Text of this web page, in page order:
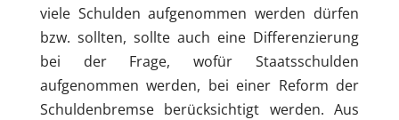
viele Schulden aufgenommen werden dürfen
bzw. sollten, sollte auch eine Differenzierung
bei der Frage, wofür Staatsschulden
aufgenommen werden, bei einer Reform der
Schuldenbremse berücksichtigt werden. Aus